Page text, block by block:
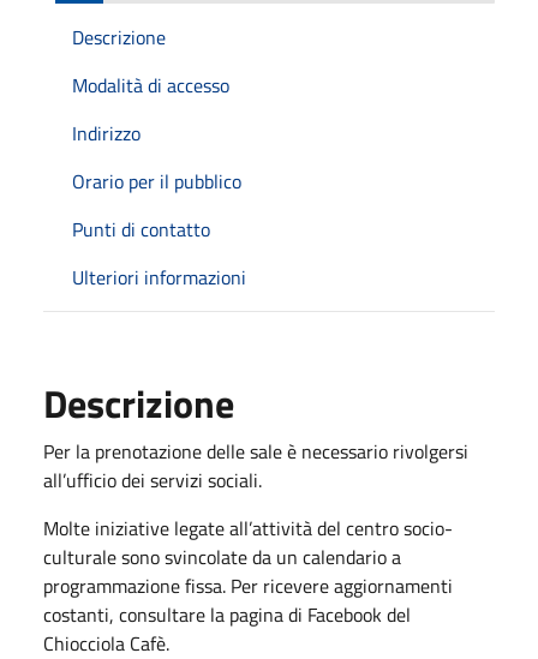
Descrizione
Modalità di accesso
Indirizzo
Orario per il pubblico
Punti di contatto
Ulteriori informazioni
Descrizione
Per la prenotazione delle sale è necessario rivolgersi
all’ufficio dei servizi sociali.
Molte iniziative legate all’attività del centro socio-
culturale sono svincolate da un calendario a
programmazione fissa. Per ricevere aggiornamenti
costanti, consultare la pagina di Facebook del
Chiocciola Cafè.